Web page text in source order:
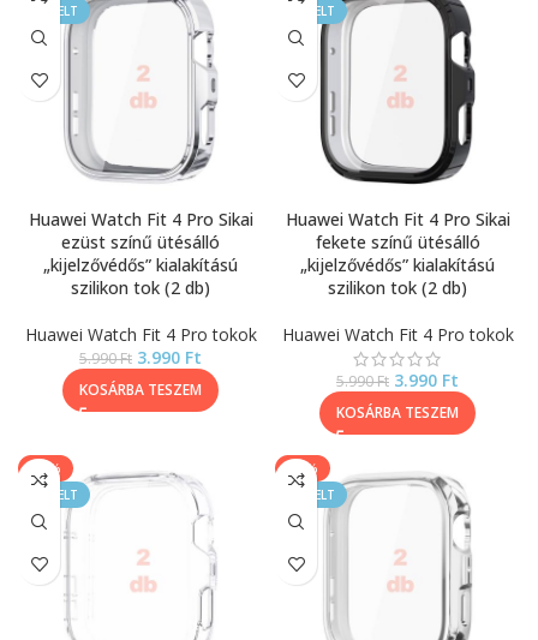
KIEMELT
Huawei Watch Fit 4 Pro Sikai
ezüst színű ütésálló
„kijelzővédős” kialakítású
szilikon tok (2 db)
Huawei Watch Fit 4 Pro tokok
5.990Ft 3.990 Ft
KOSÁRBA TESZEM
KIEMELT
Huawei Watch Fit 4 Pro Sikai
fekete színű ütésálló
„kijelzővédős” kialakítású
szilikon tok (2 db)
Huawei Watch Fit 4 Pro tokok
5.990Ft 3.990 Ft
KOSÁRBA TESZEM
-40%
KIEMELT
-33%
KIEMELT